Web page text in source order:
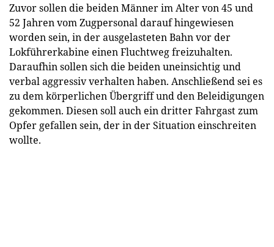
Zuvor sollen die beiden Männer im Alter von 45 und
52 Jahren vom Zugpersonal darauf hingewiesen
worden sein, in der ausgelasteten Bahn vor der
Lokführerkabine einen Fluchtweg freizuhalten.
Daraufhin sollen sich die beiden uneinsichtig und
verbal aggressiv verhalten haben. Anschließend sei es
zu dem körperlichen Übergriff und den Beleidigungen
gekommen. Diesen soll auch ein dritter Fahrgast zum
Opfer gefallen sein, der in der Situation einschreiten
wollte.